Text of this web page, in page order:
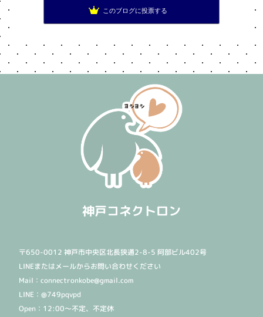
このブログに投票する
神戸コネクトロン
〒650-0012 神戸市中央区北長狭通2-8-5 阿部ビル402号
LINEまたはメールからお問い合わせください
Mail：connectronkobe@gmail.com
LINE：@749pqvpd
Open：12:00〜不定、不定休